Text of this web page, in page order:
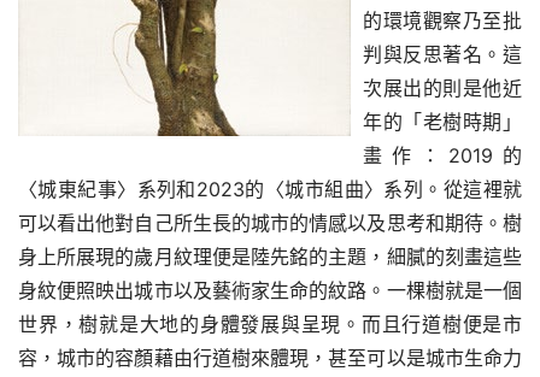
的環境觀察乃至批
判與反思著名。這
次展出的則是他近
年的「老樹時期」
畫作：2019的
〈城東紀事〉系列和2023的〈城市組曲〉系列。從這裡就
可以看出他對自己所生長的城市的情感以及思考和期待。樹
身上所展現的歲月紋理便是陸先銘的主題，細膩的刻畫這些
身紋便照映出城市以及藝術家生命的紋路。一棵樹就是一個
世界，樹就是大地的身體發展與呈現。而且行道樹便是市
容，城市的容顏藉由行道樹來體現，甚至可以是城市生命力